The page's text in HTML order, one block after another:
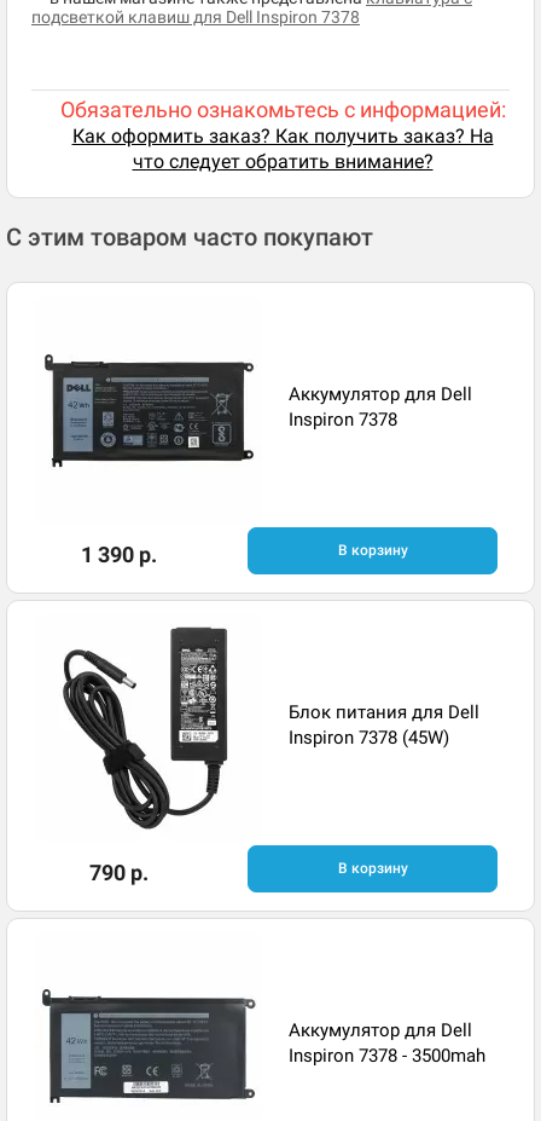
подсветкой клавиш для Dell Inspiron 7378
Обязательно ознакомьтесь с информацией:
Как оформить заказ? Как получить заказ? На
что следует обратить внимание?
С этим товаром часто покупают
Аккумулятор для Dell
Inspiron 7378
1 390 р. В корзину
Блок питания для Dell
Inspiron 7378 (45W)
790 р. В корзину
Аккумулятор для Dell
Inspiron 7378 - 3500mah